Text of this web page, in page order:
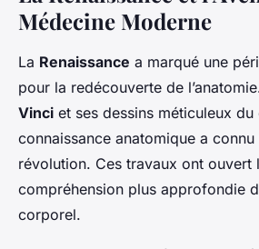
Médecine Moderne
La Renaissance a marqué une
pour la redécouverte de
Vinci et ses dessins méticuleux
connaissance anatomique a
révolution. Ces travaux ont ouvert
compréhension plus approfondie
corporel.